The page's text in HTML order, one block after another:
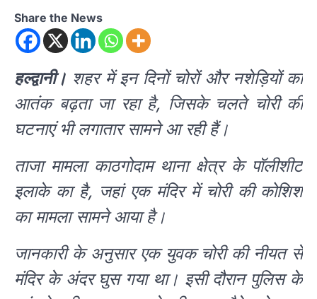
Share the News
हल्द्वानी। शहर में इन दिनों चोरों और नशेड़ियों का
आतंक बढ़ता जा रहा है, जिसके चलते चोरी की
घटनाएं भी लगातार सामने आ रही हैं।
ताजा मामला काठगोदाम थाना क्षेत्र के पॉलीशीट
इलाके का है, जहां एक मंदिर में चोरी की कोशिश
का मामला सामने आया है।
जानकारी के अनुसार एक युवक चोरी की नीयत से
मंदिर के अंदर घुस गया था। इसी दौरान पुलिस के